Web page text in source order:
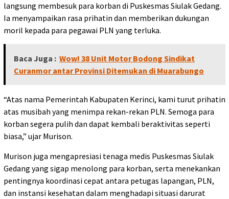
langsung membesuk para korban di Puskesmas Siulak Gedang.
Ia menyampaikan rasa prihatin dan memberikan dukungan
moril kepada para pegawai PLN yang terluka.
Baca Juga : Wow! 38 Unit Motor Bodong Sindikat
Curanmor antar Provinsi Ditemukan di Muarabungo
“Atas nama Pemerintah Kabupaten Kerinci, kami turut prihatin
atas musibah yang menimpa rekan-rekan PLN. Semoga para
korban segera pulih dan dapat kembali beraktivitas seperti
biasa,” ujar Murison.
Murison juga mengapresiasi tenaga medis Puskesmas Siulak
Gedang yang sigap menolong para korban, serta menekankan
pentingnya koordinasi cepat antara petugas lapangan, PLN,
dan instansi kesehatan dalam menghadapi situasi darurat